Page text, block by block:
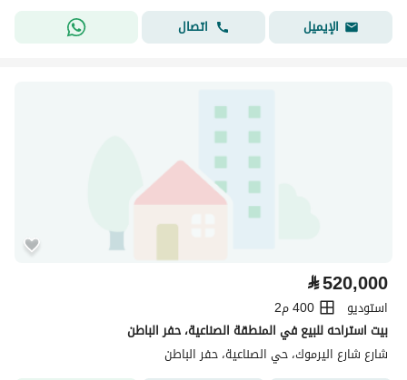
الإيميل
اتصال
⃁520,000
استوديو
400 م2
بيت استراحه للبيع في المنطقة الصناعية، حفر الباطن
شارع شارع اليرموك، حي الصناعية، حفر الباطن